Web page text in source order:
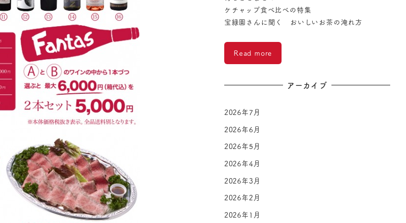
ケチャップ食べ比べの特集
宝緑園さんに聞く おいしいお茶の淹れ方
Read more
アーカイブ
2026年7月
2026年6月
2026年5月
2026年4月
2026年3月
2026年2月
2026年1月